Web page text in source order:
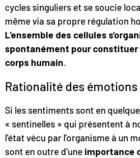
cycles singuliers et se soucie
même via sa propre régulation
L’ensemble des cellules
spontanément pour constituer
corps humain.
Rationalité des émotions
Si les sentiments sont en
« sentinelles » qui présentent à
l’état vécu par l’organisme à un
sont en outre d’une importance